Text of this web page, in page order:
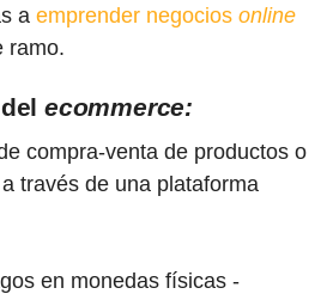
a emprender negocios online
ramo.
ecommerce:
compra-venta de productos o
través de una plataforma
en monedas físicas -